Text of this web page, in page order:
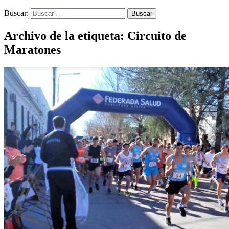
Buscar:
Archivo de la etiqueta: Circuito de
Maratones